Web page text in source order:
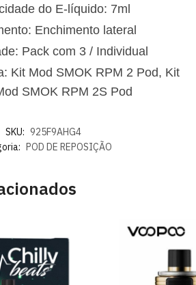
do E-líquido: 7ml
Enchimento lateral
Pack com 3 / Individual
Kit Mod SMOK RPM 2 Pod, Kit
SMOK RPM 2S Pod
SKU: 925F9AHG4
POD DE REPOSIÇÃO